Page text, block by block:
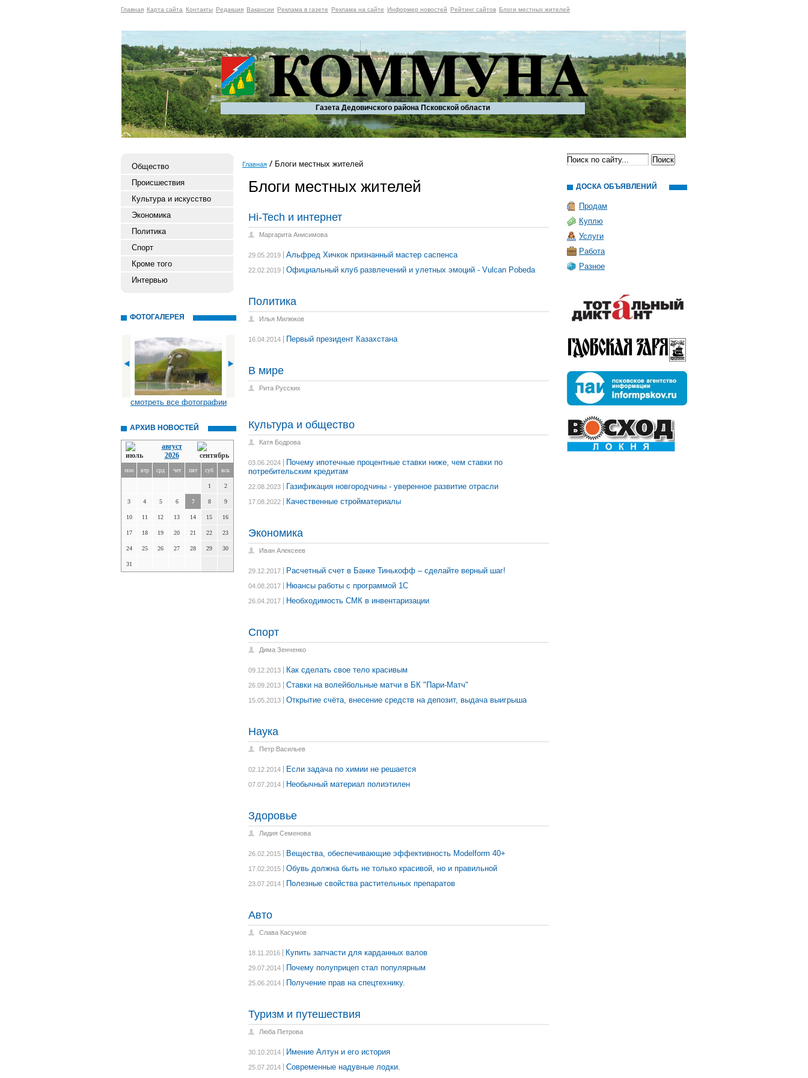
Главная Карта сайта Контакты Редакция Вакансии Реклама в газете Реклама на сайте Информер новостей Рейтинг сайтов Блоги местных жителей
Газета Дедовичского района Псковской области
Общество
Происшествия
Культура и искусство
Экономика
Политика
Спорт
Кроме того
Интервью
ФОТОГАЛЕРЕЯ
смотреть все фотографии
АРХИВ НОВОСТЕЙ
август
2026
пон втр срд чет пят суб вск
1 2
3 4 5 6 7 8 9
10 11 12 13 14 15 16
17 18 19 20 21 22 23
24 25 26 27 28 29 30
31
Главная Блоги местных жителей
Блоги местных жителей
Hi-Tech и интернет
Маргарита Анисимова
29.05.2019 Альфред Хичкок признанный мастер саспенса
22.02.2019 Официальный клуб развлечений и улетных эмоций - Vulcan Pobeda
Политика
Илья Милюков
16.04.2014 Первый президент Казахстана
В мире
Рита Русских
Культура и общество
Катя Бодрова
03.06.2024
Почему ипотечные процентные ставки ниже, чем ставки по
потребительским кредитам
22.08.2023 Газификация новгородчины - уверенное развитие отрасли
17.08.2022 Качественные стройматериалы
Экономика
Иван Алексеев
29.12.2017 Расчетный счет в Банке Тинькофф – сделайте верный шаг!
04.08.2017 Нюансы работы с программой 1С
26.04.2017 Необходимость СМК в инвентаризации
Спорт
Дима Зенченко
09.12.2013 Как сделать свое тело красивым
26.09.2013 Ставки на волейбольные матчи в БК "Пари-Матч"
15.05.2013 Открытие счёта, внесение средств на депозит, выдача выигрыша
Наука
Петр Васильев
02.12.2014 Если задача по химии не решается
07.07.2014 Необычный материал полиэтилен
Здоровье
Лидия Семенова
26.02.2015 Вещества, обеспечивающие эффективность Modelform 40+
17.02.2015 Обувь должна быть не только красивой, но и правильной
23.07.2014 Полезные свойства растительных препаратов
Авто
Слава Касумов
18.11.2016 Купить запчасти для карданных валов
29.07.2014 Почему полуприцеп стал популярным
25.06.2014 Получение прав на спецтехнику.
Туризм и путешествия
Люба Петрова
30.10.2014 Имение Алтун и его история
25.07.2014
Современные надувные лодки.
ДОСКА ОБЪЯВЛЕНИЙ
Продам
Куплю
Услуги
Работа
Разное